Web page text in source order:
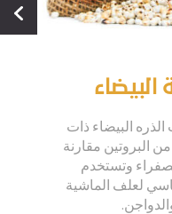
البيضاء
الذره البيضاء ذات
البروتين مقارنة
وتستخدم
لعلف الماشية